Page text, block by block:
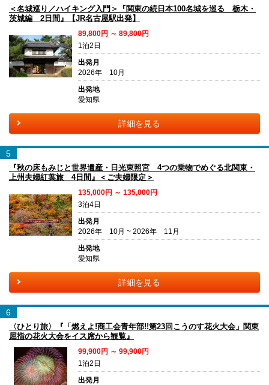
＜名城巡り／ハイキング入門＞『関東の続日本100名城を巡る 栃木・
茨城編 2日間』【JR名古屋駅出発】
89,800円 ～ 89,800円
1泊2日
出発月
2026年 10月
出発地
愛知県
詳細を見る
5
『秋の床もみじと世界遺産・日光東照宮 4つの乗物でめぐる北関東・
上州夫婦紅葉旅 4日間』＜ご夫婦限定＞
135,000円 ～ 135,000円
3泊4日
出発月
2026年 10月 ~ 2026年 11月
出発地
愛知県
詳細を見る
6
〈ひとり旅〉『「燃えよ!商工会青年部!!第23回こうのす花火大会」関東
屈指の花火大会をイス席から観覧』
99,900円 ～ 99,900円
1泊2日
出発月